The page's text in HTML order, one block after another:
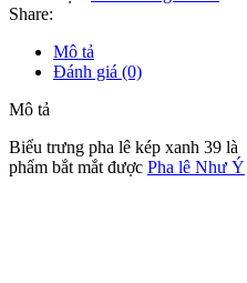
Share:
Mô tả
Đánh giá (0)
Mô tả
Biểu trưng pha lê kép xanh 39
phẩm bắt mắt được Pha lê Như Ý